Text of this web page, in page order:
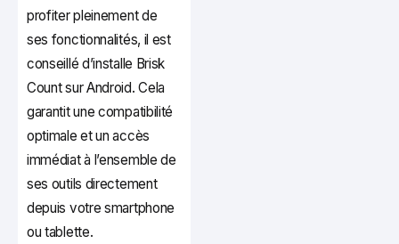
profiter pleinement de
ses fonctionnalités, il est
conseillé d’installe Brisk
Count sur Android. Cela
garantit une compatibilité
optimale et un accès
immédiat à l’ensemble de
ses outils directement
depuis votre smartphone
ou tablette.